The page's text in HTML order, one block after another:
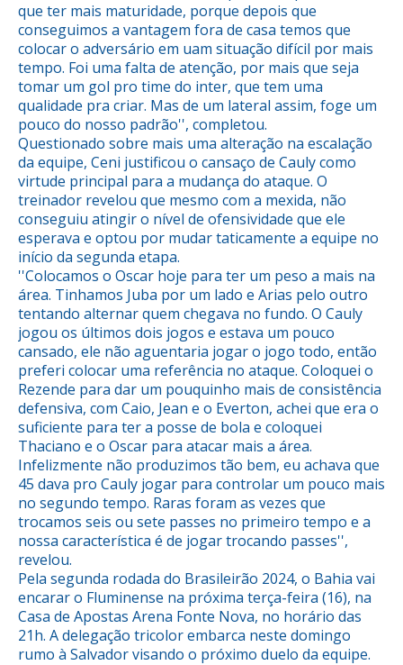
que ter mais maturidade, porque depois que
conseguimos a vantagem fora de casa temos que
colocar o adversário em uam situação difícil por mais
tempo. Foi uma falta de atenção, por mais que seja
tomar um gol pro time do inter, que tem uma
qualidade pra criar. Mas de um lateral assim, foge um
pouco do nosso padrão'', completou.
Questionado sobre mais uma alteração na escalação
da equipe, Ceni justificou o cansaço de Cauly como
virtude principal para a mudança do ataque. O
treinador revelou que mesmo com a mexida, não
conseguiu atingir o nível de ofensividade que ele
esperava e optou por mudar taticamente a equipe no
início da segunda etapa.
''Colocamos o Oscar hoje para ter um peso a mais na
área. Tinhamos Juba por um lado e Arias pelo outro
tentando alternar quem chegava no fundo. O Cauly
jogou os últimos dois jogos e estava um pouco
cansado, ele não aguentaria jogar o jogo todo, então
preferi colocar uma referência no ataque. Coloquei o
Rezende para dar um pouquinho mais de consistência
defensiva, com Caio, Jean e o Everton, achei que era o
suficiente para ter a posse de bola e coloquei
Thaciano e o Oscar para atacar mais a área.
Infelizmente não produzimos tão bem, eu achava que
45 dava pro Cauly jogar para controlar um pouco mais
no segundo tempo. Raras foram as vezes que
trocamos seis ou sete passes no primeiro tempo e a
nossa característica é de jogar trocando passes'',
revelou.
Pela segunda rodada do Brasileirão 2024, o Bahia vai
encarar o Fluminense na próxima terça-feira (16), na
Casa de Apostas Arena Fonte Nova, no horário das
21h. A delegação tricolor embarca neste domingo
rumo à Salvador visando o próximo duelo da equipe.